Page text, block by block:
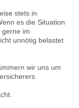
stets in
es die Situation
im
unnötig belastet
wir uns um